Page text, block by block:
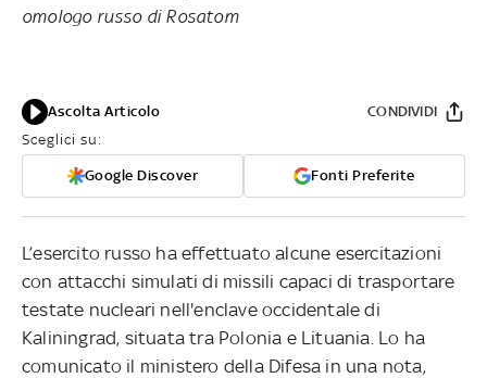
omologo russo di Rosatom
Ascolta Articolo
Sceglici su:
Google Discover Fonti Preferite
CONDIVIDI
L’esercito russo ha effettuato alcune esercitazioni
con attacchi simulati di missili capaci di trasportare
testate nucleari nell'enclave occidentale di
Kaliningrad, situata tra Polonia e Lituania. Lo ha
comunicato il ministero della Difesa in una nota,